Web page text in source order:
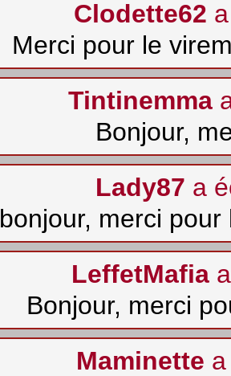
Clodette62
Merci pour le
Tintinemma
Bonjour,
Lady87 a
bonjour, merci
LeffetMafiaa
Bonjour, merci
Maminette